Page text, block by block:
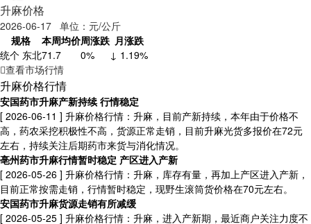
升麻价格
2026-06-17 单位：元/公斤
规格
本周均价周涨跌 月涨跌
统个 东北71.7 0%
↓ 1.19%
查看市场行情
升麻价格行情
安国药市升麻产新持续 行情稳定
[ 2026-06-11 ] 升麻价格行情：升麻，目前产新持续，本年由于价格不
高，药农采挖积极性不高，货源正常走销，目前升麻光货多报价在72元
左右，持续关注后期药市来货与消化情况。
亳州药市升麻行情暂时稳定 产区进入产新
[ 2026-05-26 ] 升麻价格行情：升麻，库存有量，再加上产区进入产新，
目前正常按需走销，行情暂时稳定，现野生滚筒货价格在70元左右。
安国药市升麻货源走销有所减缓
[ 2026-05-25 ] 升麻价格行情：升麻，进入产新期，最近商户关注力度不